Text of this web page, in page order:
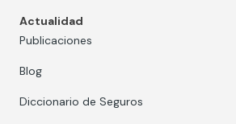
Actualidad
Publicaciones
Blog
Diccionario de Seguros